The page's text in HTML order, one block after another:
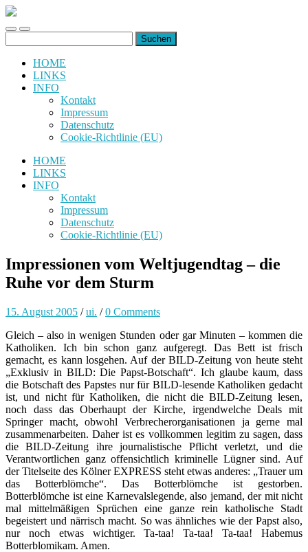
uiuiuiuiuiuiui.de
Toggle
mobile
Toggle
search
nach:
HOME
LINKS
INFO
Kontakt
Impressum
Datenschutz
Cookie-Richtlinie (EU)
HOME
LINKS
INFO
Kontakt
Impressum
Datenschutz
Cookie-Richtlinie (EU)
Impressionen vom Weltjugendtag – die
Ruhe vor dem Sturm
15. August 2005 /ui. /0 Comments
Gleich – also in wenigen Stunden oder gar Minuten – kommen die
Katholiken. Ich bin schon ganz aufgeregt. Das Bett ist frisch
gemacht, es kann losgehen. Auf der BILD-Zeitung von heute steht
„Exklusiv in BILD: Die Papst-Botschaft“. Ich glaube kaum, dass
die Botschaft des Papstes nur für BILD-lesende Katholiken gedacht
ist, und nicht für Katholiken, die nicht die BILD-Zeitung lesen,
noch dass das Oberhaupt der Kirche, irgendwelche Deals mit
Springer macht, obwohl Verbrecherorganisationen ja gerne mal
zusammenarbeiten. Daher ist es vollkommen legitim zu sagen, dass
die BILD-Zeitung ihre journalistische Pflicht verletzt, und die
Verantwortlichen ganz offensichtlich kriminelle Lügner sind. Auf
der Titelseite des Kölner EXPRESS steht etwas anderes: „Trauer um
das Botterblömche“. Das Botterblömche ist gestorben.
Botterblömche ist eine Karnevalslegende, also jemand, der mit nicht
mal mittelmäßigen Sprüchen eine ganze rein katholische Stadt
begeistert und närrisch macht. So was ähnliches wie der Papst also,
nur noch etwas wichtiger. Ta-taa! Ta-taa! Ta-taa! Habemus
Botterblomikam. Amen.